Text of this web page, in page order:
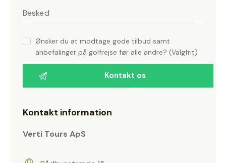
Ønsker du at modtage gode tilbud samt
anbefalinger på golfrejse før alle andre? (Valgfrit)
Kontakt information
Verti Tours ApS